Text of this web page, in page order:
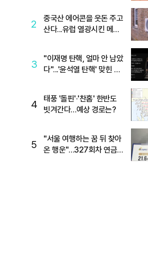
2
중국산 에어콘을 웃돈 주고
산다...유럽 열광시킨 메이
3
"이재명 탄핵, 얼마 안 남았
다"...'윤석열 탄핵' 맞힌 무
4
태풍 '돌핀'·'찬홈' 한반도
빗겨간다…예상 경로는?
5
"서울 여행하는 꿈 뒤 찾아
온 행운"…327회차 연금